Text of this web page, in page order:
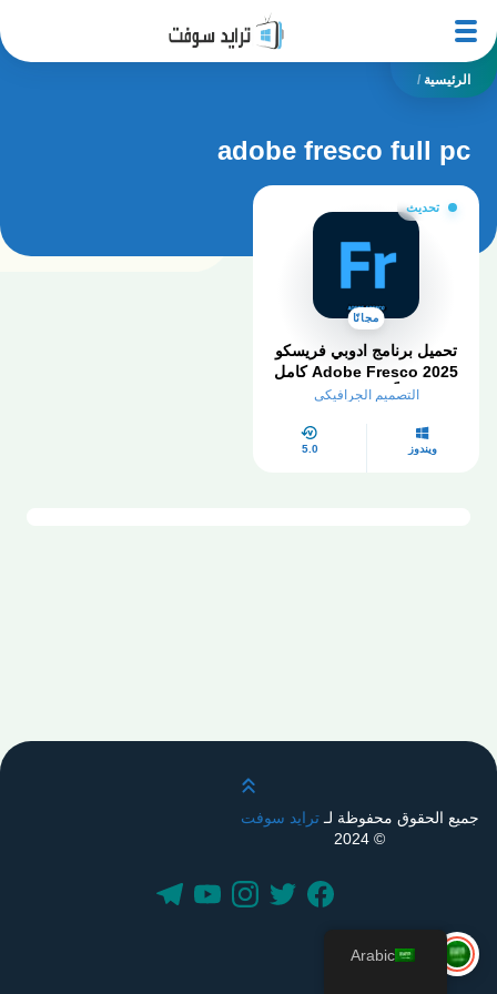
الرئيسية /
adobe fresco full pc
تحديث
مجانًا
تحميل برنامج ادوبي فريسكو
Adobe Fresco 2025 كامل
مجاناً من ميديا ​​فاير
التصميم الجرافيكي
ويندوز 5.0
قم بالتمرير لأعلى
جميع الحقوق محفوظة لـترايد سوفت
© 2024
Arabic